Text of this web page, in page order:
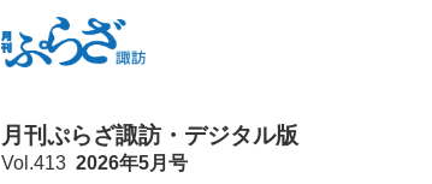
月刊ぷらざ諏訪・デジタル版
Vol.413 2026年5月号